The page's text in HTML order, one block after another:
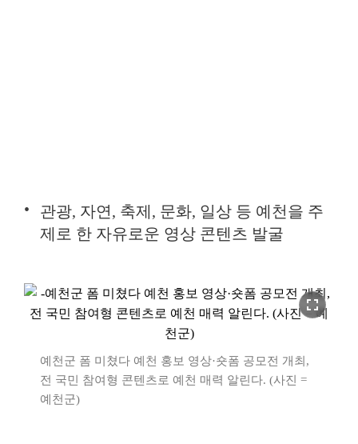
관광, 자연, 축제, 문화, 일상 등 예천을 주
제로 한 자유로운 영상 콘텐츠 발굴
fullscreen
예천군 폼 미쳤다 예천 홍보 영상·숏폼 공모전 개최,
전 국민 참여형 콘텐츠로 예천 매력 알린다. (사진 =
예천군)